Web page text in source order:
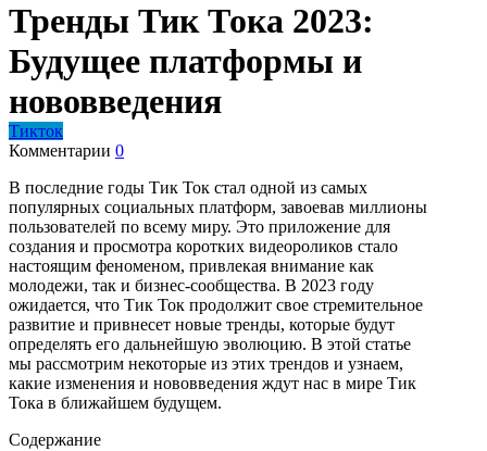
Тренды Тик Тока 2023:
Будущее платформы и
нововведения
Тикток
Комментарии 0
В последние годы Тик Ток стал одной из самых
популярных социальных платформ, завоевав миллионы
пользователей по всему миру. Это приложение для
создания и просмотра коротких видеороликов стало
настоящим феноменом, привлекая внимание как
молодежи, так и бизнес-сообщества. В 2023 году
ожидается, что Тик Ток продолжит свое стремительное
развитие и привнесет новые тренды, которые будут
определять его дальнейшую эволюцию. В этой статье
мы рассмотрим некоторые из этих трендов и узнаем,
какие изменения и нововведения ждут нас в мире Тик
Тока в ближайшем будущем.
Содержание